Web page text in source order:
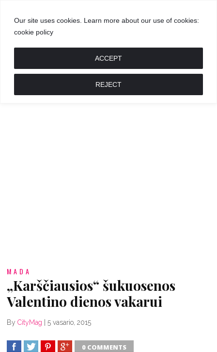
Our site uses cookies. Learn more about our use of cookies:
cookie policy
REJECT
ACCEPT
GROŽIS
MADA
MADA
„Karščiausios“ šukuosenos
Valentino dienos vakarui
By CityMag 5 vasario, 2015
0 COMMENTS